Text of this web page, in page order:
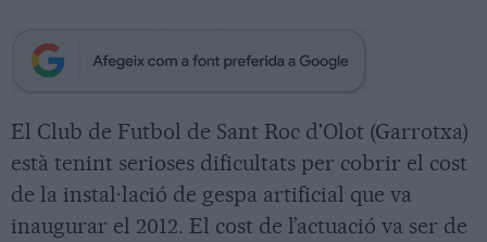
El Club de Futbol de Sant Roc d'Olot (Garrotxa)
està tenint serioses dificultats per cobrir el cost
de la instal·lació de gespa artificial que va
inaugurar el 2012. El cost de l’actuació va ser de